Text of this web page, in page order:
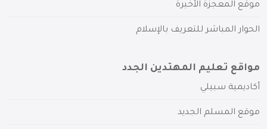
موقع المعجزة الأخيرة
الحوار المباشر للتعريف بالإسلام
مواقع تعليم المهتدين الجدد
أكاديمية سبيلي
موقع المسلم الجديد